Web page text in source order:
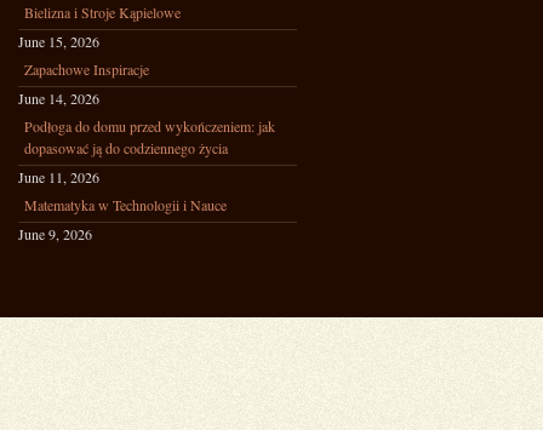
Bielizna i Stroje Kąpielowe
June 15, 2026
Zapachowe Inspiracje
June 14, 2026
Podłoga do domu przed wykończeniem: jak
dopasować ją do codziennego życia
June 11, 2026
Matematyka w Technologii i Nauce
June 9, 2026